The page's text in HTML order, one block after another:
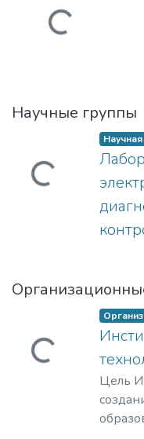
Научные группы
Цель